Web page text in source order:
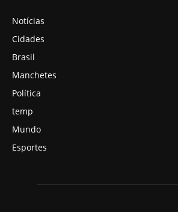
Notícias
Cidades
Brasil
Manchetes
Política
temp
Mundo
Esportes